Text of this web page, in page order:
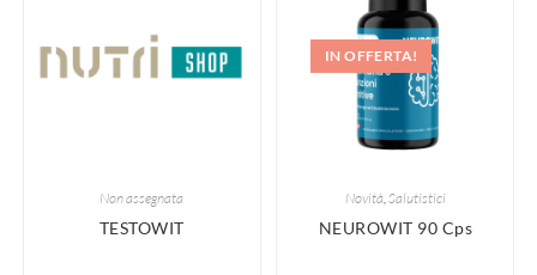
Non assegnata
TESTOWIT
IN OFFERTA!
Novità,Salutistici
NEUROWIT 90 Cps